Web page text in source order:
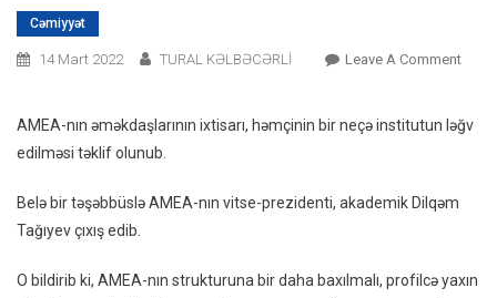
Cəmiyyət
14 Mart 2022 TURAL KƏLBƏCƏRLİ Leave A CommentOn
Ləğv
AMEA-nın əməkdaşlarının ixtisarı, həmçinin bir neçə institutun ləğv
edilməsi təklif olunub.
Belə bir təşəbbüslə AMEA-nın vitse-prezidenti, akademik Dilqəm
Tağıyev çıxış edib.
O bildirib ki, AMEA-nın strukturuna bir daha baxılmalı, profilcə yaxın